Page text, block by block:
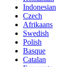
Indonesian
Czech
Afrikaans
Swedish
Polish
Basque
Catalan